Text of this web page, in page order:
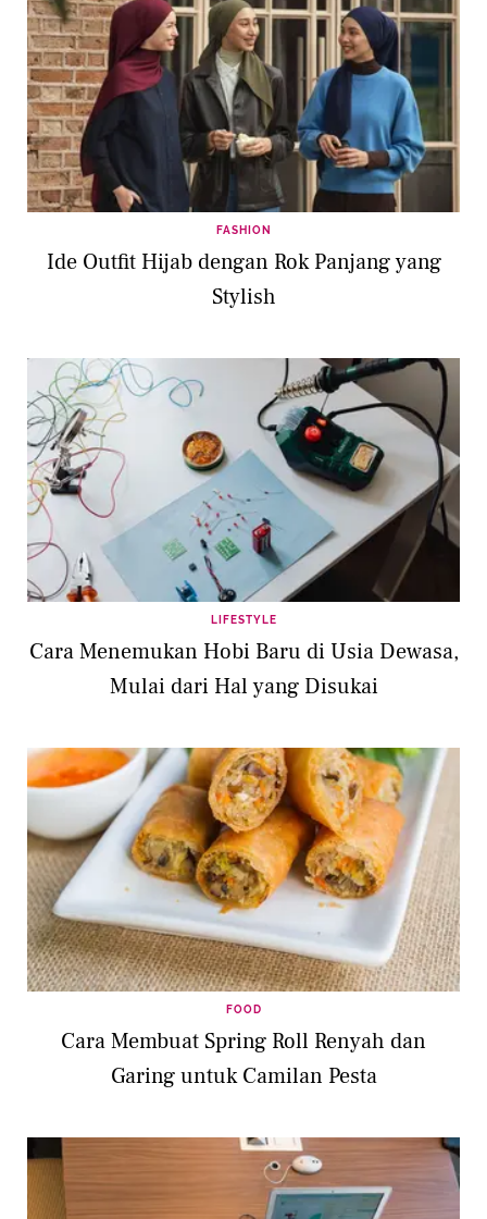
FASHION
Ide Outfit Hijab dengan Rok Panjang yang
Stylish
LIFESTYLE
Cara Menemukan Hobi Baru di Usia Dewasa,
Mulai dari Hal yang Disukai
FOOD
Cara Membuat Spring Roll Renyah dan
Garing untuk Camilan Pesta